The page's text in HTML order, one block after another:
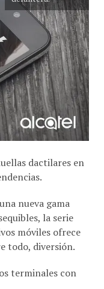
dactilares en
nueva gama
la serie
móviles ofrece
todo, diversión.
terminales con